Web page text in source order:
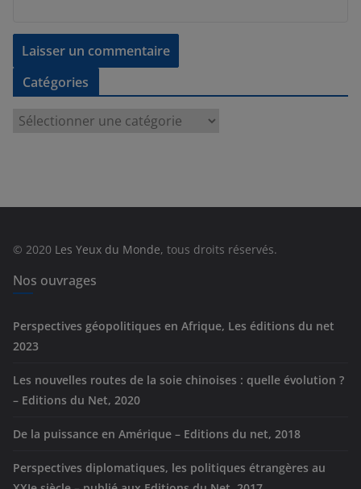
Catégories
e
s
© 2020 Les Yeux du Monde, tous droits réservés.
Nos ouvrages
Perspectives géopolitiques en Afrique, Les éditions du net
2023
Les nouvelles routes de la soie chinoises : quelle évolution ?
– Editions du Net, 2020
De la puissance en Amérique – Editions du net, 2018
Perspectives diplomatiques, les politiques étrangères au